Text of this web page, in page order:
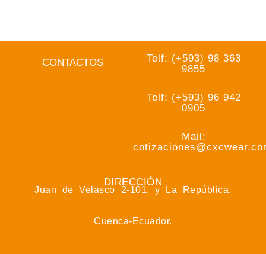
CONTACTOS
Telf: (+593) 98 363
9855
Telf: (+593) 96 942
0905
Mail:
DIRECCIÓN
Juan de Velasco 2-101, y La República.
Cuenca-Ecuador.